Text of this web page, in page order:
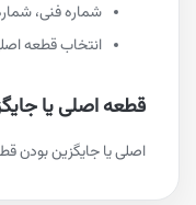
شماره فنی،
انتخاب قطعه
قطعه اصلی یا
اصلی یا جایگزین بودن